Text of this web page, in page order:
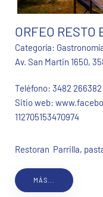
ORFEO RESTO
Categoría:
Av. San Martin 1650,
Teléfono: 3482 266382
Sitio web:
112705153470974
Restoran Parrilla,
MÁS...